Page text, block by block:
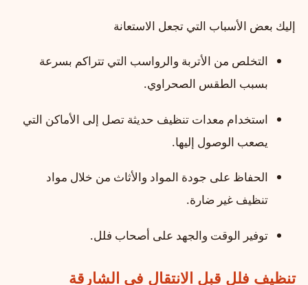
إليك بعض الأسباب التي تجعل الاستعانة
التخلص من الأتربة والرواسب التي تتراكم بسرعة
بسبب الطقس الصحراوي.
استخدام معدات تنظيف حديثة تصل إلى الأماكن التي
يصعب الوصول إليها.
الحفاظ على جودة المواد والأثاث من خلال مواد
تنظيف غير ضارة.
توفير الوقت والجهد على أصحاب فلل.
تنظيف فلل قبل الانتقال في الشارقة